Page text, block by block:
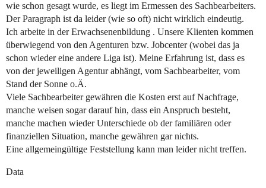
wie schon gesagt wurde, es liegt im Ermessen des Sachbearbeiters.
Der Paragraph ist da leider (wie so oft) nicht wirklich eindeutig.
Ich arbeite in der Erwachsenenbildung . Unsere Klienten kommen
überwiegend von den Agenturen bzw. Jobcenter (wobei das ja
schon wieder eine andere Liga ist). Meine Erfahrung ist, dass es
von der jeweiligen Agentur abhängt, vom Sachbearbeiter, vom
Stand der Sonne o.Ä.
Viele Sachbearbeiter gewähren die Kosten erst auf Nachfrage,
manche weisen sogar darauf hin, dass ein Anspruch besteht,
manche machen wieder Unterschiede ob der familiären oder
finanziellen Situation, manche gewähren gar nichts.
Eine allgemeingültige Feststellung kann man leider nicht treffen.
Data